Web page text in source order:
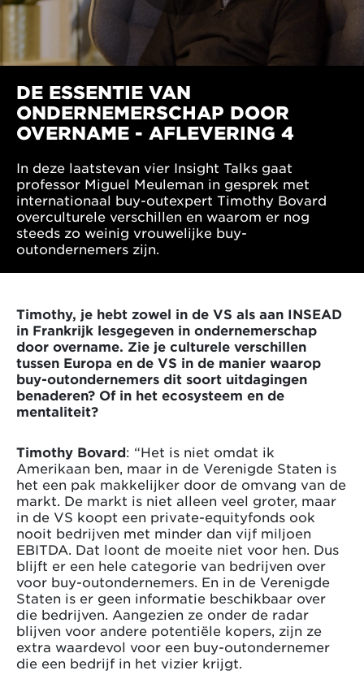
DE ESSENTIE VAN
ONDERNEMERSCHAP DOOR
OVERNAME - AFLEVERING 4
In deze laatstevan vier Insight Talks gaat
professor Miguel Meuleman in gesprek met
internationaal buy-outexpert Timothy Bovard
overculturele verschillen en waarom er nog
steeds zo weinig vrouwelijke buy-
outondernemers zijn.
Timothy, je hebt zowel in de VS als aan INSEAD
in Frankrijk lesgegeven in ondernemerschap
door overname. Zie je culturele verschillen
tussen Europa en de VS in de manier waarop
buy-outondernemers dit soort uitdagingen
benaderen? Of in het ecosysteem en de
mentaliteit?
Timothy Bovard: “Het is niet omdat ik
Amerikaan ben, maar in de Verenigde Staten is
het een pak makkelijker door de omvang van de
markt. De markt is niet alleen veel groter, maar
in de VS koopt een private-equityfonds ook
nooit bedrijven met minder dan vijf miljoen
EBITDA. Dat loont de moeite niet voor hen. Dus
blijft er een hele categorie van bedrijven over
voor buy-outondernemers. En in de Verenigde
Staten is er geen informatie beschikbaar over
die bedrijven. Aangezien ze onder de radar
blijven voor andere potentiële kopers, zijn ze
extra waardevol voor een buy-outondernemer
die een bedrijf in het vizier krijgt.